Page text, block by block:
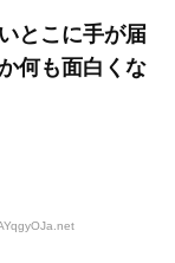
とこに手が届
何も面白くな
.net